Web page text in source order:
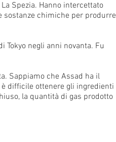
Spezia. Hanno intercettato
sostanze chimiche per produrre
negli anni novanta. Fu
Sappiamo che Assad ha il
è difficile ottenere gli ingredienti
la quantità di gas prodotto